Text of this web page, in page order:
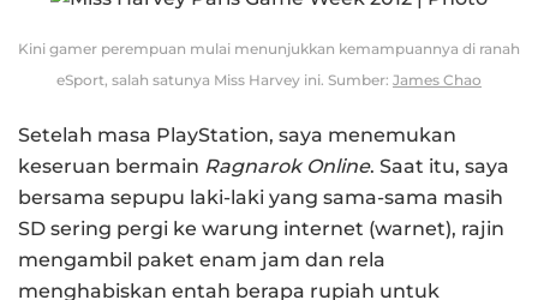
Kini gamer perempuan mulai menunjukkan kemampuannya di ranah
eSport, salah satunya Miss Harvey ini. Sumber: James Chao
Setelah masa PlayStation, saya menemukan
keseruan bermain Ragnarok Online. Saat itu, saya
bersama sepupu laki-laki yang sama-sama masih
SD sering pergi ke warung internet (warnet), rajin
mengambil paket enam jam dan rela
menghabiskan entah berapa rupiah untuk